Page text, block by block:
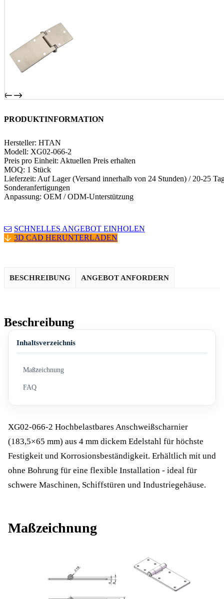
PRODUKTINFORMATION
Hersteller: HTAN
Modell: XG02-066-2
Preis pro Einheit: Aktuellen Preis erhalten
MOQ: 1 Stück
Lieferzeit: Auf Lager (Versand innerhalb von 24 Stunden) / 20-25
Sonderanfertigungen
Anpassung: OEM / ODM-Unterstützung
SCHNELLES ANGEBOT EINHOLEN
3D CAD HERUNTERLADEN
BESCHREIBUNG ANGEBOT ANFORDERN
Beschreibung
Inhaltsverzeichnis
Maßzeichnung
FAQ
XG02-066-2 Hochbelastbares Anschweißscharnier
(183,5×65 mm) aus 4 mm dickem Edelstahl für höchste
Festigkeit und Korrosionsbeständigkeit. Erhältlich mit und
ohne Bohrung für eine flexible Installation - ideal für
schwere Maschinen, Schiffstüren und Industriegehäuse.
Maßzeichnung